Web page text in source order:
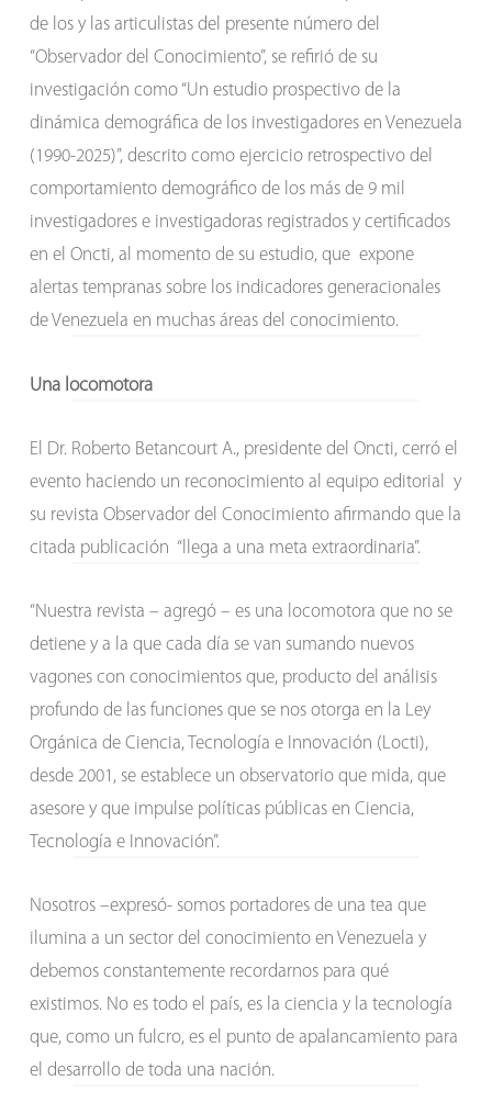
de los y las articulistas del presente número del
“Observador del Conocimiento”, se refirió de su
investigación como “Un estudio prospectivo de la
dinámica demográfica de los investigadores en Venezuela
(1990-2025)”, descrito como ejercicio retrospectivo del
comportamiento demográfico de los más de 9 mil
investigadores e investigadoras registrados y certificados
en el Oncti, al momento de su estudio, que expone
alertas tempranas sobre los indicadores generacionales
de Venezuela en muchas áreas del conocimiento.
Una locomotora
El Dr. Roberto Betancourt A., presidente del Oncti, cerró el
evento haciendo un reconocimiento al equipo editorial y
su revista Observador del Conocimiento afirmando que la
citada publicación “llega a una meta extraordinaria”.
“Nuestra revista – agregó – es una locomotora que no se
detiene y a la que cada día se van sumando nuevos
vagones con conocimientos que, producto del análisis
profundo de las funciones que se nos otorga en la Ley
Orgánica de Ciencia, Tecnología e Innovación (Locti),
desde 2001, se establece un observatorio que mida, que
asesore y que impulse políticas públicas en Ciencia,
Tecnología e Innovación”.
Nosotros –expresó- somos portadores de una tea que
ilumina a un sector del conocimiento en Venezuela y
debemos constantemente recordarnos para qué
existimos. No es todo el país, es la ciencia y la tecnología
que, como un fulcro, es el punto de apalancamiento para
el desarrollo de toda una nación.